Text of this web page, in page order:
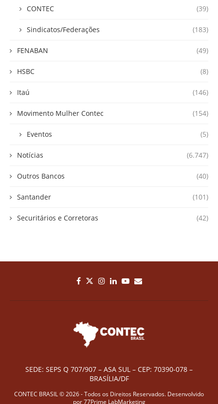
CONTEC (39)
Sindicatos/Federações (183)
FENABAN (49)
HSBC (8)
Itaú (146)
Movimento Mulher Contec (154)
Eventos (5)
Notícias (6.747)
Outros Bancos (40)
Santander (101)
Securitários e Corretoras (42)
SEDE: SEPS Q 707/907 – ASA SUL – CEP: 70390-078 –
BRASÍLIA/DF
CONTEC BRASIL © 2026 - Todos os Direitos Reservados. Desenvolvido
por77Prime LabMarketing